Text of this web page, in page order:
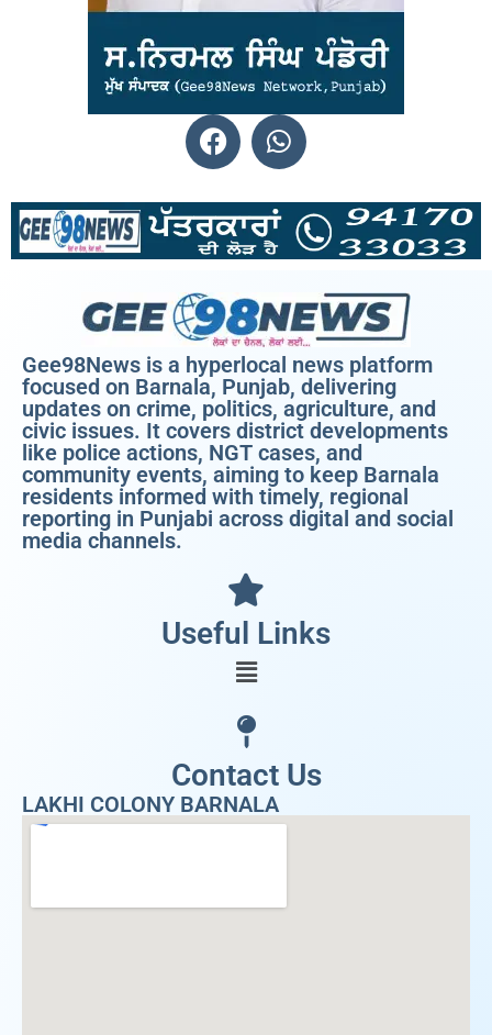
Gee98News is a hyperlocal news platform
focused on Barnala, Punjab, delivering
updates on crime, politics, agriculture, and
civic issues. It covers district developments
like police actions, NGT cases, and
community events, aiming to keep Barnala
residents informed with timely, regional
reporting in Punjabi across digital and social
media channels.
Useful Links
Contact Us
LAKHI COLONY BARNALA